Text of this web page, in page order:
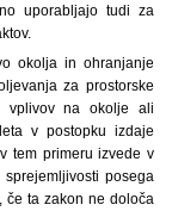
uporabljajo tudi za
okolja in ohranjanje
za prostorske
vplivov na okolje ali
v postopku izdaje
tem primeru izvede v
posega
če ta zakon ne določa